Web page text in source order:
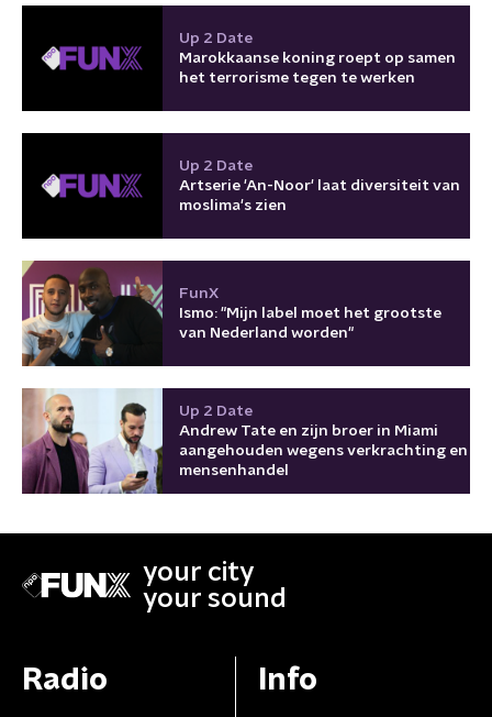
Up 2 Date
Marokkaanse koning roept op samen
het terrorisme tegen te werken
Up 2 Date
Artserie 'An-Noor' laat diversiteit van
moslima's zien
FunX
Ismo: "Mijn label moet het grootste
van Nederland worden"
Up 2 Date
Andrew Tate en zijn broer in Miami
aangehouden wegens verkrachting en
mensenhandel
your city
your sound
Radio Info